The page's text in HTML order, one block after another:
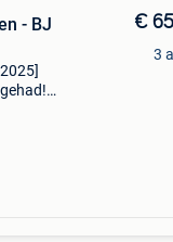
- BJ
€
3